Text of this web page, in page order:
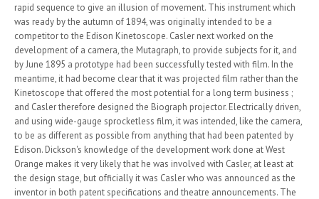
rapid sequence to give an illusion of movement. This instrument which
was ready by the autumn of 1894, was originally intended to be a
competitor to the Edison Kinetoscope. Casler next worked on the
development of a camera, the Mutagraph, to provide subjects for it, and
by June 1895 a prototype had been successfully tested with film. In the
meantime, it had become clear that it was projected film rather than the
Kinetoscope that offered the most potential for a long term business ;
and Casler therefore designed the Biograph projector. Electrically driven,
and using wide-gauge sprocketless film, it was intended, like the camera,
to be as different as possible from anything that had been patented by
Edison. Dickson's knowledge of the development work done at West
Orange makes it very likely that he was involved with Casler, at least at
the design stage, but officially it was Casler who was announced as the
inventor in both patent specifications and theatre announcements. The